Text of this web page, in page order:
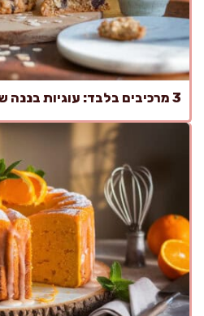
3 מרכיבים בלבד: עוגיות בננה שיבולת שועל ממכרות